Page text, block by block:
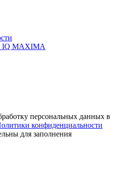
IQ MAXIMA
персональных данных в
конфиденциальности
для заполнения